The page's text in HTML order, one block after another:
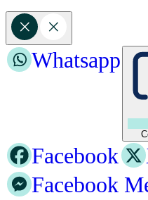
Whatsapp
Facebook
Facebook